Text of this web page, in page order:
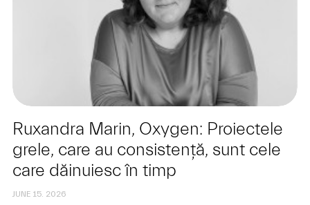
Ruxandra Marin, Oxygen: Proiectele
grele, care au consistență, sunt cele
care dăinuiesc în timp
JUNE 15. 2026